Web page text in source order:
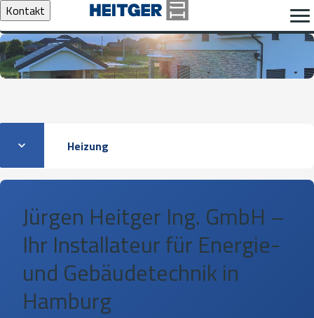
Kontakt
Heizung
Jürgen Heitger Ing. GmbH –
Ihr Installateur für Energie-
und Gebäudetechnik in
Hamburg